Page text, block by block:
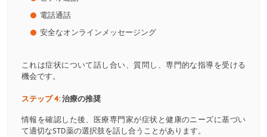
電話通話
安全なオンラインメッセージング
これは症状について話し合い、質問し、専門的な指導を受ける
機会です。
ステップ 4:治療の推奨
情報を確認した後、医療専門家が症状と健康のニーズに基づい
て適切なSTD薬の選択肢を話し合うことがあります。